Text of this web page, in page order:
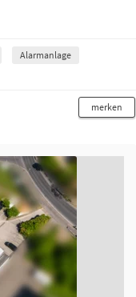
Alarmanlage
merken